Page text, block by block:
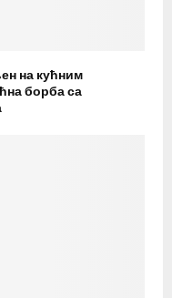
на кућним
борба са